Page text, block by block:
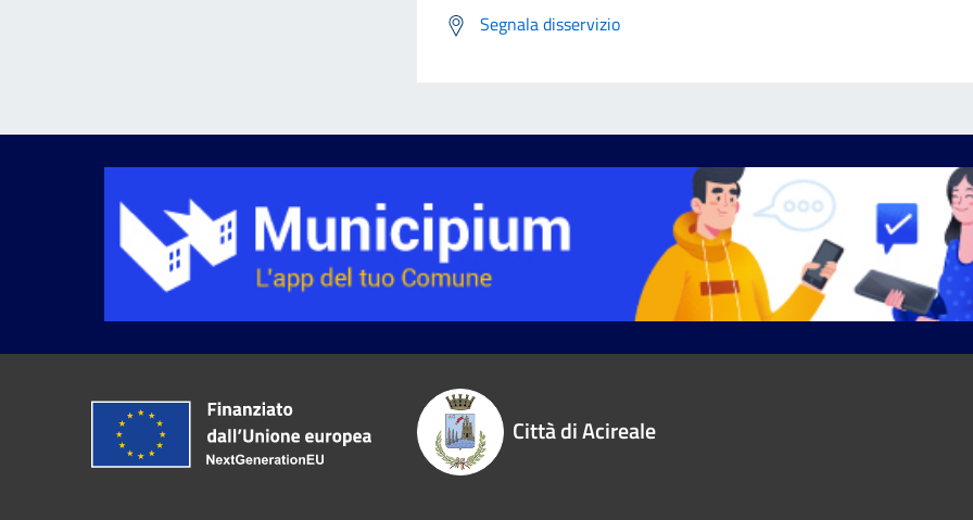
Segnala disservizio
Città di Acireale